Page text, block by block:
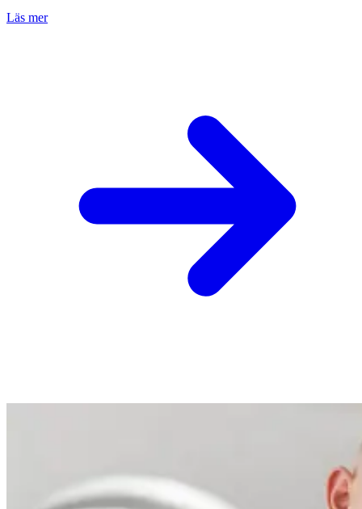
Läs mer